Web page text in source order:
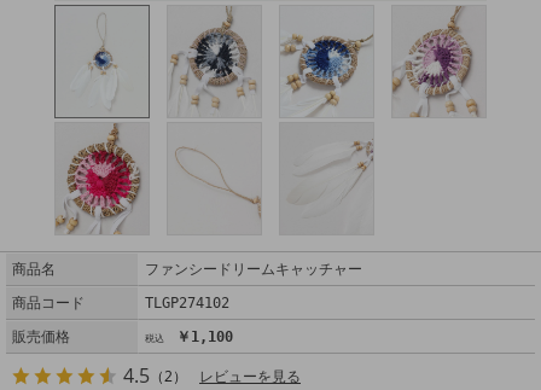
商品名
ファンシードリームキャッチャー
商品コード
TLGP274102
販売価格
￥1,100
4.5 （2） レビューを見る